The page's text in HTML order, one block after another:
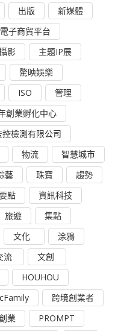
出版
新媒體
電子商貿平台
影
主題IP展
驁映娛樂
ISO
管理
創業孵化中心
檢測有限公司
物流
智慧城市
藝 珠寶
趨勢
點
資訊科技
旅遊
集點
文化
涂鴉
流
文創
HOUHOU
cFamily
跨境創業者
業
PROMPT